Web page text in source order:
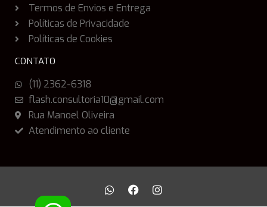
Termos de Envios e Entrega
Políticas de Privacidade
Políticas de Cookies
CONTATO
(11) 2362-6318
flash.consultoria10@gmail.com
Rua Manoel Oliveira
Atendimento ao cliente